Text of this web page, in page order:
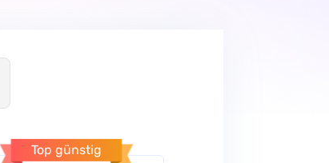
Top günstig